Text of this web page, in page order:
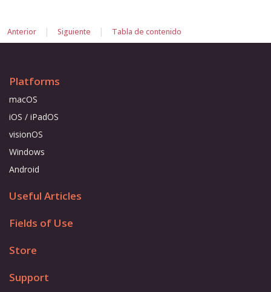
Anterior | Siguiente | Tabla de contenido
Platforms
macOS
iOS / iPadOS
visionOS
Windows
Android
Useful Articles
Fields of Use
Store
Support